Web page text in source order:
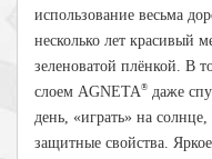
использование весьма
несколько лет красивый
зеленоватой плёнкой. В
слоем AGNETA® даже
день, «играть» на
защитные свойства.